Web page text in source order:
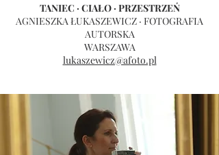
TANIEC · CIAŁO · PRZESTRZEŃ
AGNIESZKA ŁUKASZEWICZ · FOTOGRAFIA
AUTORSKA
WARSZAWA
lukaszewicz@afoto.pl